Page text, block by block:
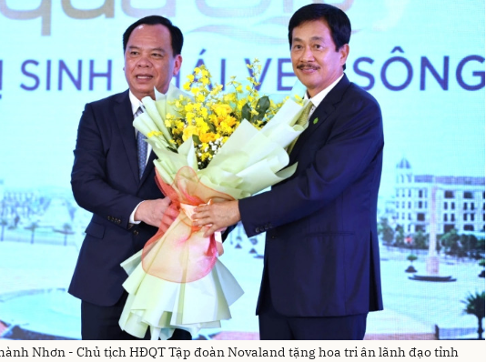
Nhơn - Chủ tịch HĐQT Tập đoàn Novaland tặng hoa tri ân lãnh đạo tỉnh